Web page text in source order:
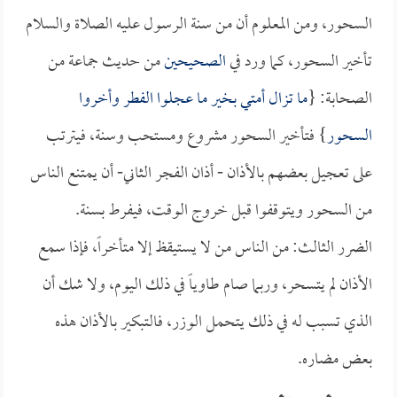
السحور، ومن المعلوم أن من سنة الرسول عليه الصلاة والسلام
تأخير السحور، كما ورد فيالصحيحينمن حديث جماعة من
الصحابة: {ما تزال أمتي بخير ما عجلوا الفطر وأخروا
السحور} فتأخير السحور مشروع ومستحب وسنة، فيترتب
على تعجيل بعضهم بالأذان - أذان الفجر الثاني- أن يمتنع الناس
من السحور ويتوقفوا قبل خروج الوقت، فيفرط بسنة.
الضرر الثالث: من الناس من لا يستيقظ إلا متأخراً، فإذا سمع
الأذان لم يتسحر، وربما صام طاوياً في ذلك اليوم، ولا شك أن
الذي تسبب له في ذلك يتحمل الوزر، فالتبكير بالأذان هذه
بعض مضاره.